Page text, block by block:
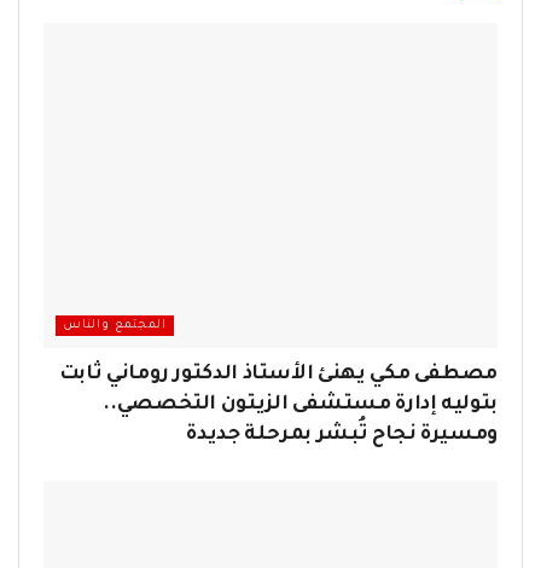
المجتمع والناس
مصطفى مكي يهنئ الأستاذ الدكتور روماني ثابت
بتوليه إدارة مستشفى الزيتون التخصصي..
ومسيرة نجاح تُبشر بمرحلة جديدة